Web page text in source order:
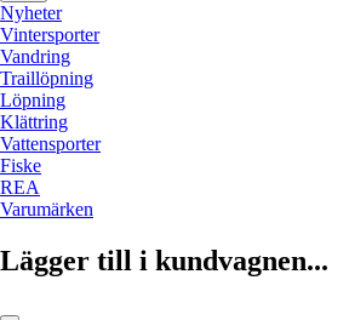
Nyheter
Vintersporter
Vandring
Traillöpning
Löpning
Klättring
Vattensporter
Fiske
REA
Varumärken
Lägger till i kundvagnen...